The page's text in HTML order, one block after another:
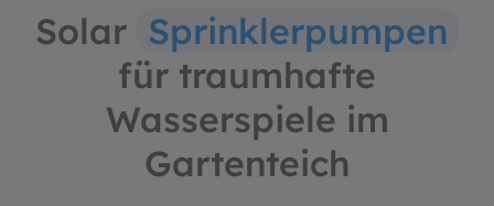
Solar Sprinklerpumpen
für traumhafte
Wasserspiele im
Gartenteich